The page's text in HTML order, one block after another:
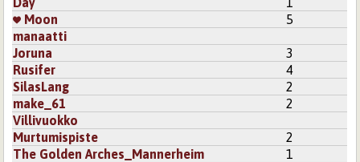
Moon
5
manaatti
Joruna
3
Rusifer
4
SilasLang
2
make_61
2
Villivuokko
Murtumispiste
2
The Golden Arches_Mannerheim
1